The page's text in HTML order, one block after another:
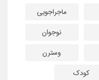
ماجراجویی
نوجوان
وسترن
کودک